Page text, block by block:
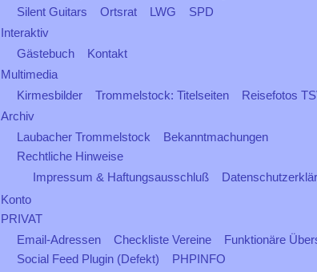
Silent Guitars
Ortsrat LWG
SPD
Interaktiv
Gästebuch
Kontakt
Multimedia
Kirmesbilder
Trommelstock: Titelseiten Reisefotos
Archiv
Laubacher Trommelstock
Bekanntmachungen
Rechtliche Hinweise
Impressum & Haftungsausschluß
Konto
PRIVAT
Email-Adressen
Checkliste Vereine Funktionäre
Social Feed Plugin (Defekt)
PHPINFO